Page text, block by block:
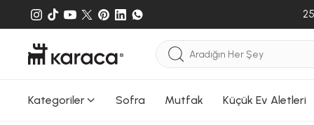
Kategoriler Sofra Mutfak Küçük Ev Aletleri